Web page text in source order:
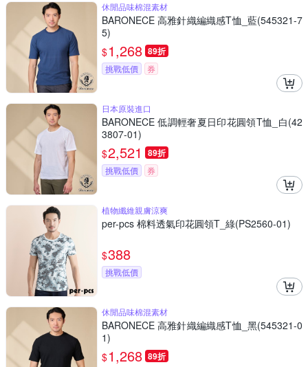
休閒品味棉混素材
BARONECE 高雅針織編織感T恤_藍(545321-7
5)
$1,268 89折
挑戰低價 券
日本原裝進口
BARONECE 低調輕奢夏日印花圓領T恤_白(42
3807-01)
$2,521 89折
挑戰低價 券
植物纖維親膚涼爽
per-pcs 棉料透氣印花圓領T_綠(PS2560-01)
$388
挑戰低價
休閒品味棉混素材
BARONECE 高雅針織編織感T恤_黑(545321-0
1)
$1,268 89折